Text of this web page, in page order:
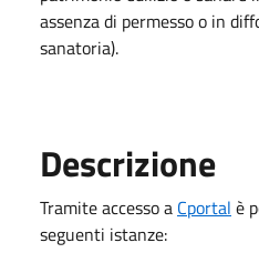
assenza di permesso o in
sanatoria).
Descrizione
Tramite accesso a Cportal è
seguenti istanze: